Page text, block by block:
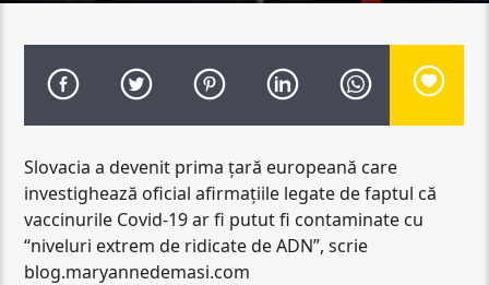
Slovacia a devenit prima țară europeană care
investighează oficial afirmațiile legate de faptul că
vaccinurile Covid-19 ar fi putut fi contaminate cu
“niveluri extrem de ridicate de ADN”, scrie
blog.maryannedemasi.com